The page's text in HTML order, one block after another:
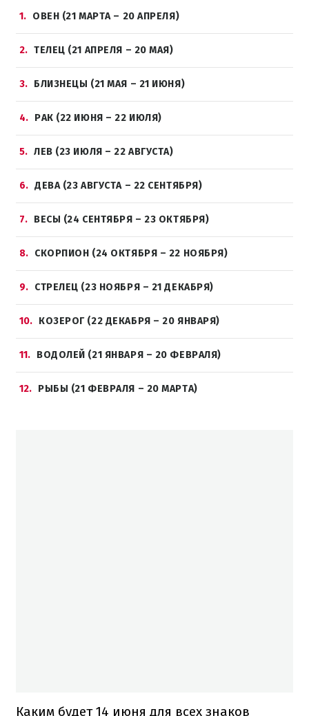
1 ОВЕН (21 МАРТА – 20 АПРЕЛЯ)
2 ТЕЛЕЦ (21 АПРЕЛЯ – 20 МАЯ)
3 БЛИЗНЕЦЫ (21 МАЯ – 21 ИЮНЯ)
4 РАК (22 ИЮНЯ – 22 ИЮЛЯ)
5 ЛЕВ (23 ИЮЛЯ – 22 АВГУСТА)
6 ДЕВА (23 АВГУСТА – 22 СЕНТЯБРЯ)
7 ВЕСЫ (24 СЕНТЯБРЯ – 23 ОКТЯБРЯ)
8 СКОРПИОН (24 ОКТЯБРЯ – 22 НОЯБРЯ)
9 СТРЕЛЕЦ (23 НОЯБРЯ – 21 ДЕКАБРЯ)
10 КОЗЕРОГ (22 ДЕКАБРЯ – 20 ЯНВАРЯ)
11 ВОДОЛЕЙ (21 ЯНВАРЯ – 20 ФЕВРАЛЯ)
12 РЫБЫ (21 ФЕВРАЛЯ – 20 МАРТА)
Каким будет 14 июня для всех знаков